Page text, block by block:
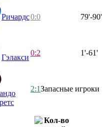
Ричардс0:0 79'-90'
Гэлакси
0:2 1'-61'
2:1Запасные игроки